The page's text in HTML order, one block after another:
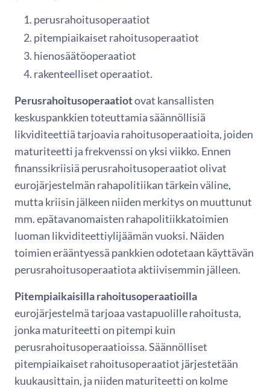
perusrahoitusoperaatiot
pitempiaikaiset rahoitusoperaatiot
hienosäätöoperaatiot
rakenteelliset operaatiot.
Perusrahoitusoperaatiotovat kansallisten
keskuspankkien toteuttamia säännöllisiä
likviditeettiä tarjoavia rahoitusoperaatioita, joiden
maturiteetti ja frekvenssi on yksi viikko. Ennen
finanssikriisiä perusrahoitusoperaatiot olivat
eurojärjestelmän rahapolitiikan tärkein väline,
mutta kriisin jälkeen niiden merkitys on muuttunut
mm. epätavanomaisten rahapolitiikkatoimien
luoman likviditeettiylijäämän vuoksi. Näiden
toimien erääntyessä pankkien odotetaan käyttävän
perusrahoitusoperaatiota aktiivisemmin jälleen.
Pitempiaikaisillarahoitusoperaatioilla
eurojärjestelmä tarjoaa vastapuolille rahoitusta,
jonka maturiteetti on pitempi kuin
perusrahoitusoperaatioissa. Säännölliset
pitempiaikaiset rahoitusoperaatiot järjestetään
kuukausittain, ja niiden maturiteetti on kolme